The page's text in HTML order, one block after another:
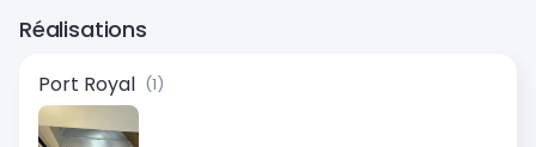
Réalisations
Port Royal (1)